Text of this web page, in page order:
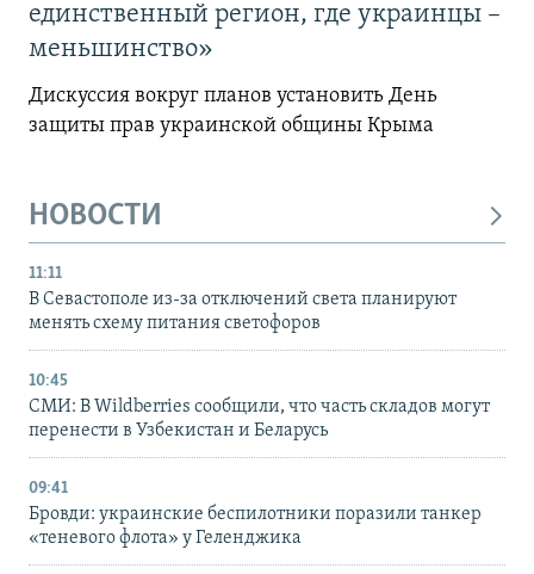
единственный регион, где украинцы –
меньшинство»
Дискуссия вокруг планов установить День
защиты прав украинской общины Крыма
НОВОСТИ
11:11
В Севастополе из-за отключений света планируют
менять схему питания светофоров
10:45
СМИ: В Wildberries сообщили, что часть складов могут
перенести в Узбекистан и Беларусь
09:41
Бровди: украинские беспилотники поразили танкер
«теневого флота» у Геленджика